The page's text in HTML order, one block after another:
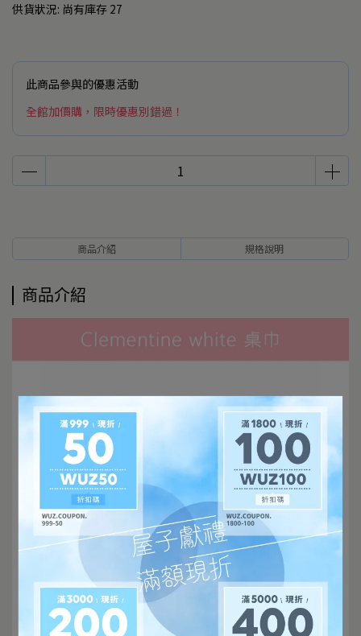
供貨狀況: 尚有庫存 27
此商品參與的優惠活動
全館加價購，限時優惠別錯過！
商品介紹 規格說明
商品介紹